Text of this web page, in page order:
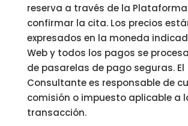
reserva a través de la
confirmar la cita. Los precios
expresados en la moneda
Web y todos los pagos se
de pasarelas de pago seguras. El
Consultante es responsable de
comisión o impuesto aplicable a
transacción.